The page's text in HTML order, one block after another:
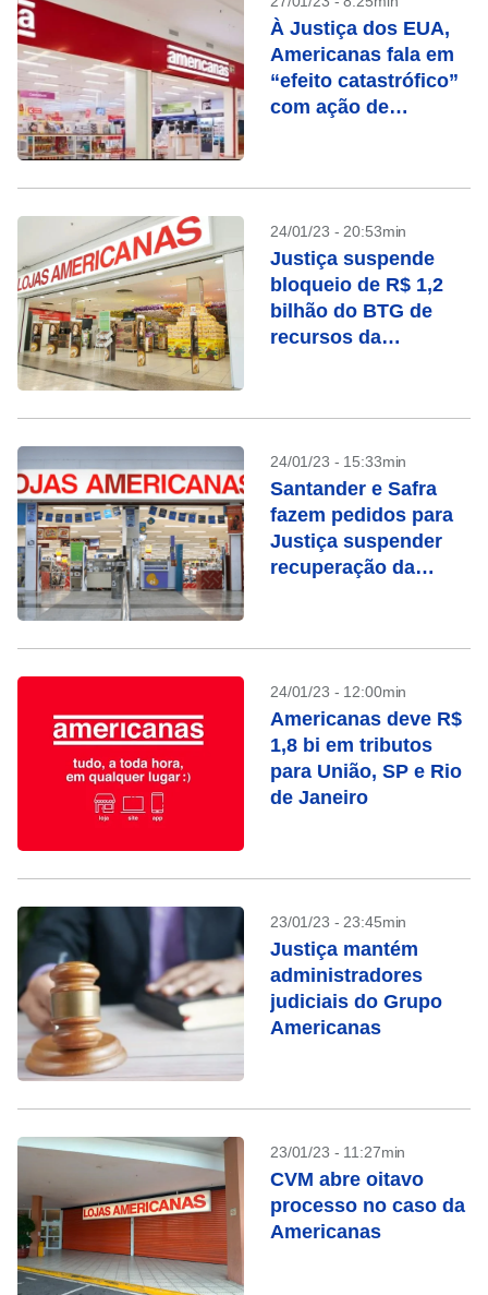
À Justiça dos EUA,
Americanas fala em
“efeito catastrófico”
com ação de
24/01/23 - 20:53min
Justiça suspende
bloqueio de R$ 1,2
bilhão do BTG de
recursos da
24/01/23 - 15:33min
Santander e Safra
fazem pedidos para
Justiça suspender
recuperação da
24/01/23 - 12:00min
Americanas deve R$
1,8 bi em tributos
para União, SP e Rio
de Janeiro
23/01/23 - 23:45min
Justiça mantém
administradores
judiciais do Grupo
Americanas
23/01/23 - 11:27min
CVM abre oitavo
processo no caso da
Americanas